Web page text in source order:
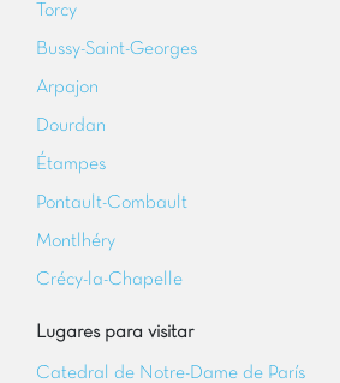
Torcy
Bussy-Saint-Georges
Arpajon
Dourdan
Étampes
Pontault-Combault
Montlhéry
Crécy-la-Chapelle
Lugares para visitar
Catedral de Notre-Dame de París